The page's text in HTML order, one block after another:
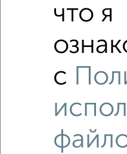
Это предложение
Средняя цена по городу
Похожие
3‑комнатные квартиры
что я
с